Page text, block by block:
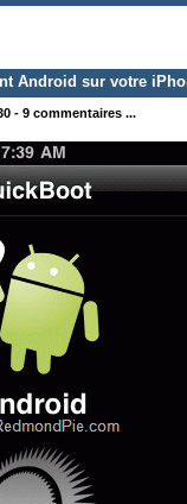
Android sur votre
- 9 commentaires ...